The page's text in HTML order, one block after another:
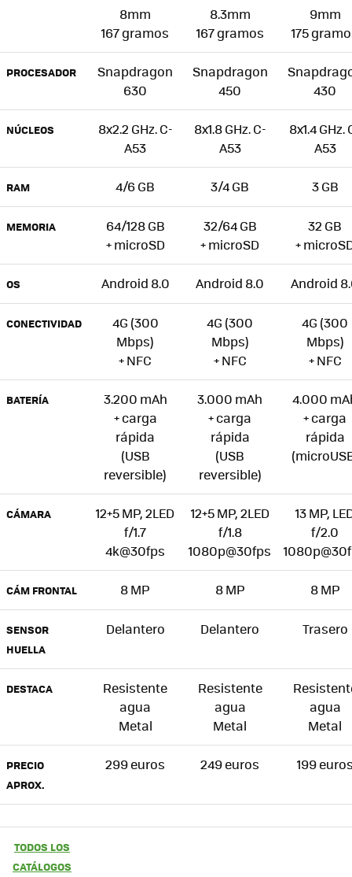
8mm
167 gramos
8.3mm
167 gramos
9mm
175
PROCESADOR
Snapdragon
630
Snapdragon
450
430
NÚCLEOS
8x2.2 GHz. C-
A53
8x1.8 GHz. C-
A53
8x1.4 GHz.
A53
RAM 4/6 GB 3/4 GB 3 GB
MEMORIA
64/128 GB
+ microSD
32/64 GB
+ microSD
32 GB
+
OS Android 8.0 Android 8.0 Android
CONECTIVIDAD
4G (300
Mbps)
+ NFC
4G (300
Mbps)
+ NFC
4G (300
Mbps)
+ NFC
BATERÍA
3.200 mAh
+ carga
rápida
(USB
reversible)
3.000 mAh
+ carga
rápida
(USB
reversible)
4.000
+ carga
rápida
CÁMARA
12+5 MP, 2LED
f/1.7
4k@30fps
12+5 MP, 2LED
f/1.8
1080p@30fps
13 MP,
f/2.0
CÁM FRONTAL 8 MP 8 MP 8 MP
SENSOR
HUELLA
Delantero Delantero Trasero
DESTACA
Resistente
agua
Metal
Resistente
agua
Metal
agua
Metal
PRECIO
APROX.
299 euros 249 euros 199
TODOS LOS
CATÁLOGOS